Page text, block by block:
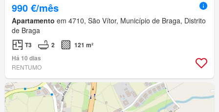
990 €/mês
Apartamento em 4710, São Vítor, Município de Braga, Distrito
de Braga
T3 2
121 m²
Há 10 dias
RENTUMO